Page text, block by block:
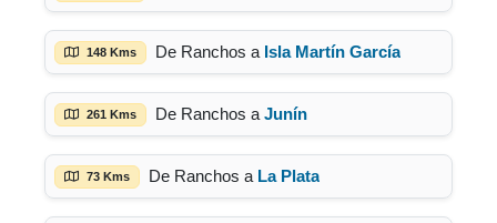
148 Kms De Ranchos a Isla Martín García
261 Kms De Ranchos a Junín
73 Kms De Ranchos a La Plata